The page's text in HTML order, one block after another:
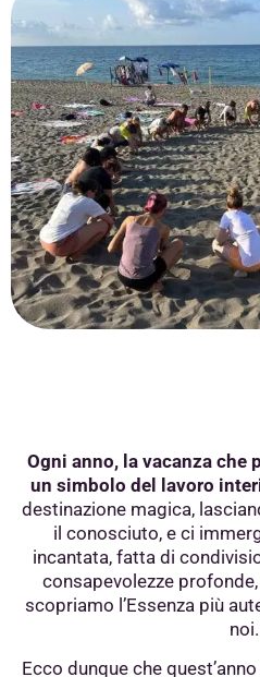
Ogni anno, la vacanza che
un simbolo del lavoro
destinazione magica,
il conosciuto, e ci
incantata, fatta di
consapevolezze
scopriamo l’Essenza più
noi.
Ecco dunque che